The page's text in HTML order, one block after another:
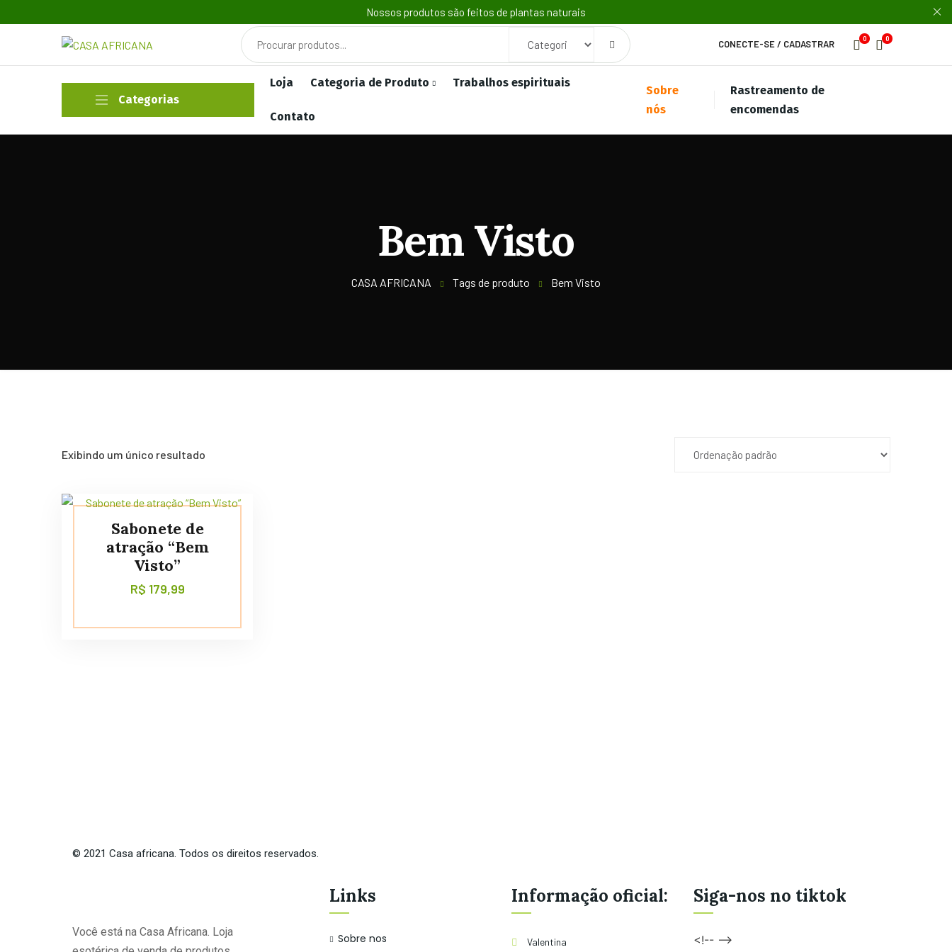
Nossos produtos são feitos de plantas naturais
CONECTE-SE/ CADASTRAR
0 0
Categorias
Loja Categoria de Produto Trabalhos espirituais
Contato
Sobre
nós
Rastreamento de
encomendas
Bem Visto
CASA AFRICANA Tags de produto Bem Visto
Exibindo um único resultado
Sabonete de
atração “Bem
Visto”
R$ 179,99
© 2021 Casa africana. Todos os direitos reservados.
Você está na Casa Africana. Loja
Links
Sobre nos
Informação oficial:
Valentina
Siga-nos no tiktok
<!-- -->